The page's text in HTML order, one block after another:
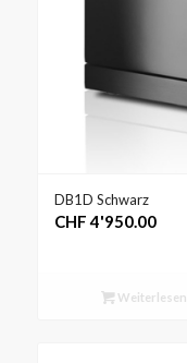
DB1D Schwarz
CHF4'950.00
Weiterlesen